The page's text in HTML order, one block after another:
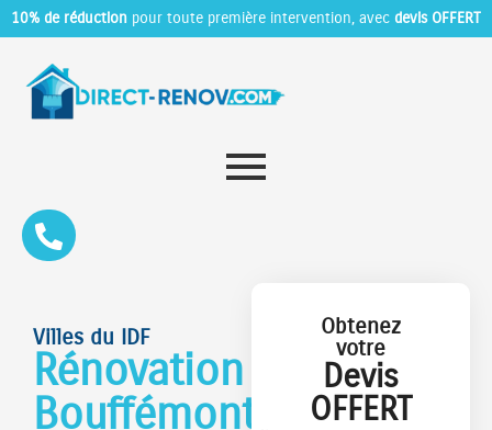
10% de réduction pour toute première intervention, avec devis OFFERT
Villes du IDF
Rénovation
Bouffémont
Obtenez
votre
Devis
OFFERT